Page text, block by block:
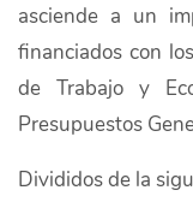
asciende a un
financiados con
de Trabajo y
Presupuestos
Divididos de la